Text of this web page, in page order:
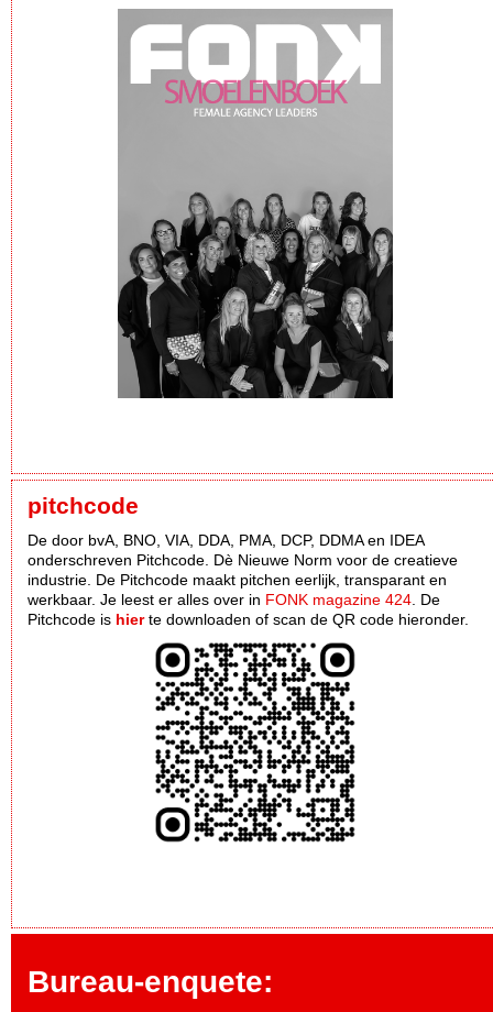
pitchcode
De door bvA, BNO, VIA, DDA, PMA, DCP, DDMA en IDEA
onderschreven Pitchcode. Dè Nieuwe Norm voor de creatieve
industrie. De Pitchcode maakt pitchen eerlijk, transparant en
werkbaar. Je leest er alles over in FONK magazine 424 . De
Pitchcode is hierte downloaden of scan de QR code hieronder.
Bureau-enquete: